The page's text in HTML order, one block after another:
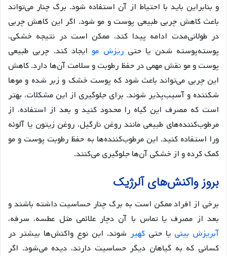
و بنابراین باید با احتیاط از آن استفاده شود. برگ چنار می‌تواند
باعث کاهش چربی طبیعی پوست و مو شود. اگر این کاهش چربی
در طولانی‌مدت ادامه پیدا کند، ممکن است در نتیجه خشکی،
پوسته‌پوسته شدن یا حتیریزش موایجاد کند. چربی طبیعی
پوست و مو نقش مهمی در حفظ رطوبت و سلامت آن‌ها دارد. کاهش
این چربی می‌تواند باعث شود که پوست خشک و زبر شده و موها
شکننده و آسیب‌پذیر شوند. برای جلوگیری از این مشکلات، بهتر
است که مصرف این گیاه را محدود کنید و بعد از استفاده، از
مرطوب‌کننده‌های طبیعی مانند روغن نارگیل، روغن زیتون یا آلوئه
ورا استفاده کنید. این مرطوب‌کننده‌ها به حفظ رطوبت پوست و مو
کمک کرده و از خشکی آن‌ها جلوگیری می‌کنند.
بروز واکنش‌های آلرژیک
برخی از افراد ممکن است به برگ چنار حساسیت داشته باشند و
بعد از مصرف یا تماس با آن دچار علائمی مثل عطسه، سرفه،
آبریزش بینی یا حتی کهیر شوند. این نوع واکنش‌ها بیشتر در
کسانی که به گیاهان دیگر حساسیت دارند، دیده می‌شود. اگر